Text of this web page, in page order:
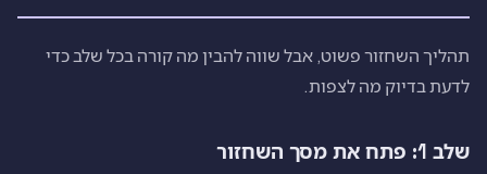
תהליך השחזור פשוט, אבל שווה להבין מה קורה בכל שלב כדי
לדעת בדיוק מה לצפות.
שלב 1: פתח את מסך השחזור